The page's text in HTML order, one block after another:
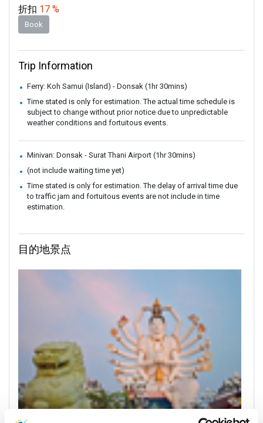
折扣 17 %
Book
Trip Information
Ferry: Koh Samui (Island) - Donsak (1hr 30mins)
Time stated is only for estimation. The actual time schedule is
subject to change without prior notice due to unpredictable
weather conditions and fortuitous events.
Minivan: Donsak - Surat Thani Airport (1hr 30mins)
(not include waiting time yet)
Time stated is only for estimation. The delay of arrival time due
to traffic jam and fortuitous events are not include in time
estimation.
目的地景点